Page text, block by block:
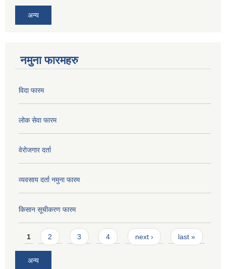
अन्य
नमुना फारमहरु
विदा फारम
लोक सेवा फारम
वेरोजगार दर्ता
व्यवसाय दर्ता नमुना फारम
किसान सूचीकरण फारम
Pages
1 2 3 4 next › last »
अन्य